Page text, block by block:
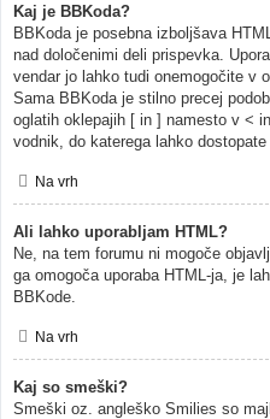
Kaj je BBKoda?
BBKoda je posebna izboljšava
nad določenimi deli prispevka.
vendar jo lahko tudi onemogočite v
Sama BBKoda je stilno precej
oglatih oklepajih [ in ] namesto v <
vodnik, do katerega lahko
Na vrh
Ali lahko uporabljam HTML?
Ne, na tem forumu ni mogoče
ga omogoča uporaba HTML-ja, je
BBKode.
Na vrh
Kaj so smeški?
Smeški oz. angleško Smilies so